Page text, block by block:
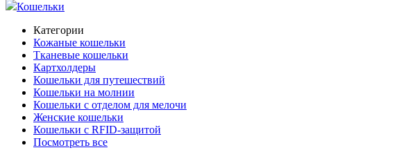
Кошельки
Категории
Кожаные кошельки
Тканевые кошельки
Картхолдеры
Кошельки для путешествий
Кошельки на молнии
Кошельки с отделом для мелочи
Женские кошельки
Кошельки с RFID-защитой
Посмотреть все